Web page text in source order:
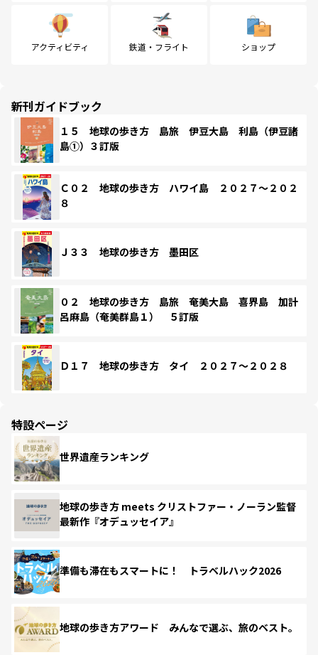
アクティビティ 鉄道・フライト ショップ
新刊ガイドブック
１５ 地球の歩き方 島旅 伊豆大島 利島（伊豆諸
島①）３訂版
Ｃ０２ 地球の歩き方 ハワイ島 ２０２７～２０２
８
Ｊ３３ 地球の歩き方 墨田区
０２ 地球の歩き方 島旅 奄美大島 喜界島 加計
呂麻島（奄美群島１） ５訂版
Ｄ１７ 地球の歩き方 タイ ２０２７～２０２８
特設ページ
世界遺産ランキング
地球の歩き方 meets クリストファー・ノーラン監督
最新作『オデュッセイア』
準備も滞在もスマートに！ トラベルハック2026
地球の歩き方アワード みんなで選ぶ、旅のベスト。